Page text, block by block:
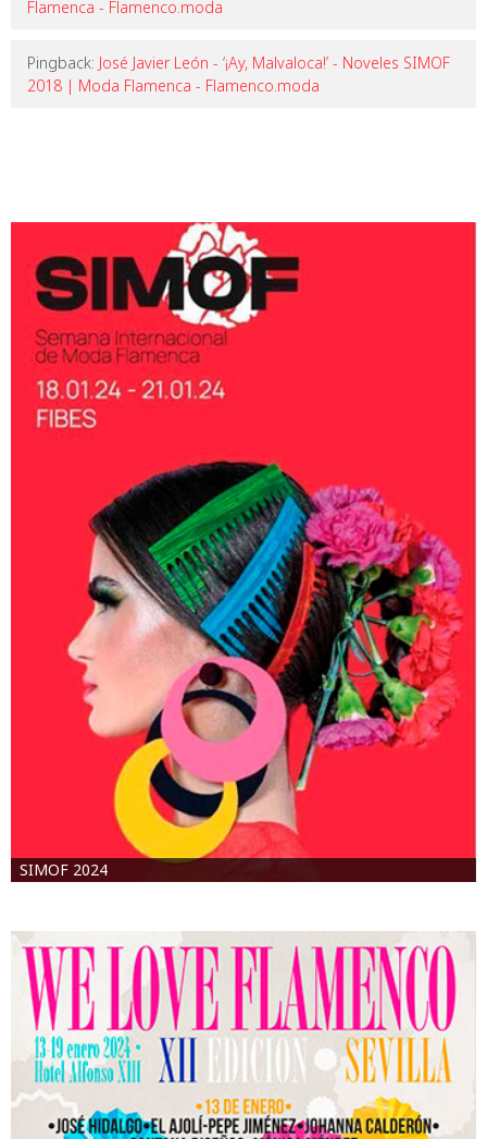
Flamenca - Flamenco.moda
Pingback: José Javier León - ‘¡Ay, Malvaloca!’ - Noveles SIMOF
2018 | Moda Flamenca - Flamenco.moda
SIMOF 2024